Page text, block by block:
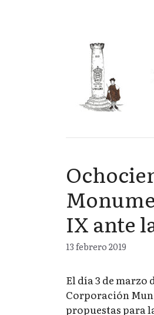
IX ante
13 febrero 2019
El día 3 de marzo
Corporación
propuestas para